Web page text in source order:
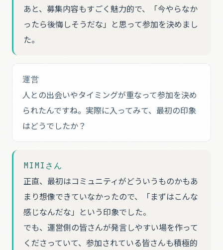
あと、募集内容もすごく魅力的で、「今やらなか
ったら後悔しそうだな」と思って参加を決めまし
た。
運営
人との出会いやタイミングが重なって参加を決め
られたんですね。実際に入ってみて、最初の印象
はどうでしたか？
MIMIさん
正直、最初はコミュニティがどういうものかもあ
まり想像できていなかったので、「まずはこんな
感じなんだな」という印象でした。
でも、運営側の皆さんが発言しやすい場を作って
くださっていて、参加されている皆さんも積極的